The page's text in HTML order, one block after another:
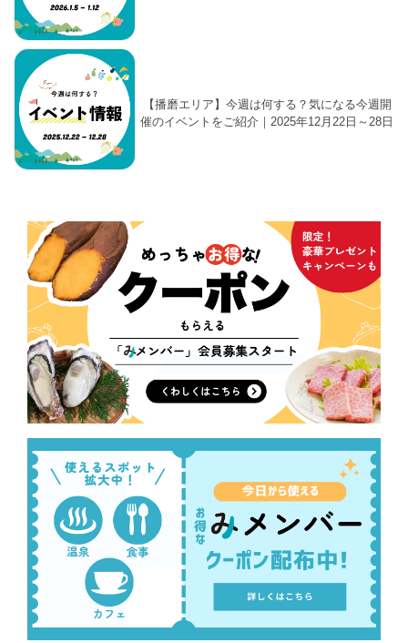
【播磨エリア】今週は何する？気になる今週開
催のイベントをご紹介｜2025年12月22日～28日